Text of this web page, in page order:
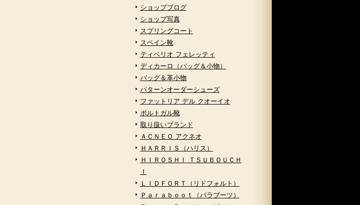
ショップブログ
ショップ写真
スプリングコート
スペイン靴
ティベリオ フェレッティ
ディカーロ（バッグ＆小物）
バッグ＆革小物
パターンオーダーシューズ
ファットリア デル クオーイオ
ポルトガル靴
取り扱いブランド
ＡＣＮＥＯ アクネオ
ＨＡＲＲＩＳ（ハリス）
ＨＩＲＯＳＨＩ ＴＳＵＢＯＵＣＨ
Ｉ
ＬＩＤＦＯＲＴ（リドフォルト）
Ｐａｒａｂｏｏｔ（パラブーツ）